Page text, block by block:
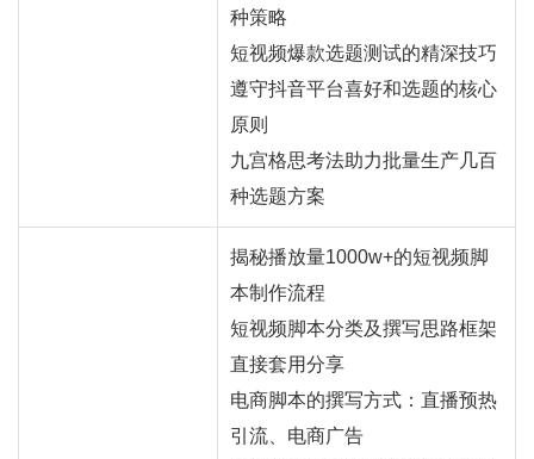
种策略
短视频爆款选题测试的精深技巧
遵守抖音平台喜好和选题的核心
原则
九宫格思考法助力批量生产几百
种选题方案
揭秘播放量1000w+的短视频脚
本制作流程
短视频脚本分类及撰写思路框架
直接套用分享
电商脚本的撰写方式： 直播预热
引流、电商广告